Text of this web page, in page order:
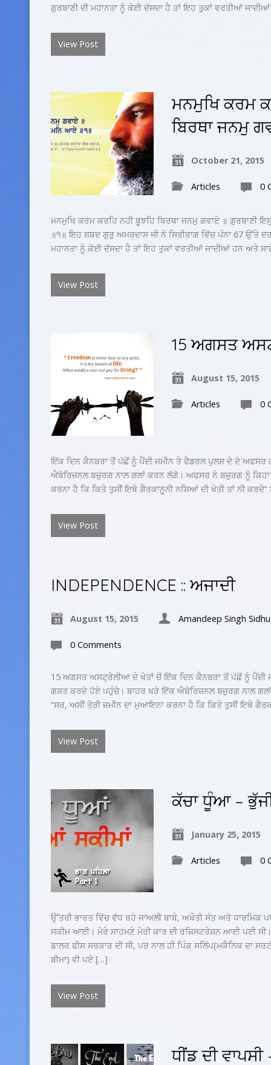
ਗੁਰਬਾਣੀ ਦੀ ਮਹਾਨਤਾ ਨੂੰ ਕੋਈ ਦੱਸਦਾ ਹੈ ਤਾਂ ਇਹ ਤੁਕਾਂ ਵਰਤੀਆਂ
View Post
ਮਨਮੁਖਿ ਕਰਮ
ਬਿਰਥਾ ਜਨਮੁ
October 21, 2015
Articles 0
ਮਨਮੁਖਿ ਕਰਮ ਕਰਹਿ ਨਹੀ ਬੂਝਹਿ ਬਿਰਥਾ ਜਨਮੁ ਗਵਾਏ ॥ ਗੁਰਬਾਣੀ
॥੧॥ ਇਹ ਸ਼ਬਦ ਗੁਰੁ ਅਮਰਦਾਸ ਜੀ ਨੇ ਸਿਰੀਰਾਗ ਵਿੱਚ ਪੰਨਾ 67 ਉੱਤੇ
ਮਹਾਨਤਾ ਨੂੰ ਕੋਈ ਦੱਸਦਾ ਹੈ ਤਾਂ ਇਹ ਤੁਕਾਂ ਵਰਤੀਆਂ ਜਾਦੀਆਂ ਹਨ ਅਤੇ
View Post
15 ਅਗਸਤ
August 15, 2015
Articles 0
ਇੱਕ ਦਿਨ ਕੈਨਬਰਾ ਤੋਂ ਪੱਛੋਂ ਨੂੰ ਪੈਂਦੀ ਜਮੀਨ ਤੇ ਫੈਡਰਲ ਪੁਲਸ ਦੇ ਦੋ
ਐਬੋਰਿਜ਼ਨਲ ਬਜ਼ੁਰਗ ਨਾਲ ਗਲਾਂ ਕਰਨ ਲੱਗੇ। ਅਫਸਰ ਨੇ ਬਜ਼ੁਰਗ ਨੂੰ ਕਿਹਾ
ਕਰਨਾ ਹੈ ਕਿ ਕਿਤੇ ਤੁਸੀਂ ਇਥੇ ਗੈਰਕਾਨੂਨੀ ਨਸ਼ਿਆਂ ਦੀ ਖੇਤੀ ਤਾਂ ਨੀ
View Post
INDEPENDENCE :: ਅਜਾਦੀ
August 15, 2015 Amandeep Singh Sidhu
0 Comments
15 ਅਗਸਤ ਅਸਟ੍ਰੇਲੀਆ ਦੇ ਖੇਤਾਂ ਚੋਂ ਇੱਕ ਦਿਨ ਕੈਨਬਰਾ ਤੋਂ ਪੱਛੋਂ ਨੂੰ
ਗਸ਼ਤ ਕਰਦੇ ਹੋਏ ਪਹੁੰਚੇ। ਬਾਹਰ ਖੜੇ ਇੱਕ ਐਬੋਰਿਜ਼ਨਲ ਬਜ਼ੁਰਗ ਨਾਲ
“ਸਰ, ਅਸੀਂ ਤੇਰੀ ਜ਼ਮੀਨ ਦਾ ਮੁਆਇਨਾ ਕਰਨਾ ਹੈ ਕਿ ਕਿਤੇ ਤੁਸੀਂ ਇਥੇ
View Post
ਕੱਚਾ ਧੂੰਆ –
January 25, 2015
Articles 0
ਉੱਤਰੀ ਭਾਰਤ ਵਿੱਚ ਵੱਧ ਰਹੇ ਜਾਅਲੀ ਬਾਬੇ, ਅਖੌਤੀ ਸੰਤ ਅਤੇ ਧਾਰਮਿਕ
ਸਕੀਮ ਆਈ। ਮੇਰੇ ਸਾਹਮਣੇ ਮੇਰੀ ਕਾਰ ਦੀ ਰਜ਼ਿਸਟਰੇਸ਼ਨ ਆਈ ਪਈ
ਡਾਲਰ ਫੀਸ ਸਰਕਾਰ ਦੀ ਸੀ, ਪਰ ਨਾਲ ਹੀ ਪਿੰਕ ਸਲਿੱਪ(ਮਕੈਨਿਕ ਦਾ
ਬੀਮਾ) ਵੀ ਪਏ […]
View Post
ਧੀਂਡ ਦੀ